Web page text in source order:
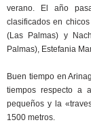
verano. El año
clasificados en
(Las Palmas) y
Palmas), Estefania
Buen tiempo en
tiempos respecto a
pequeños y la
1500 metros.